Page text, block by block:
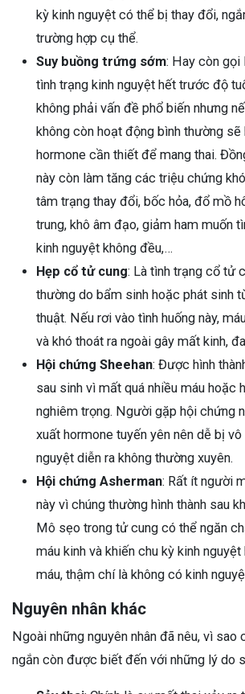
kỳ kinh nguyệt có thể bị thay đổi,
trường hợp cụ thể.
Suy buồng trứng sớm: Hay còn gọi
tình trạng kinh nguyệt hết trước độ
không phải vấn đề phổ biến nhưng
không còn hoạt động bình thường
hormone cần thiết để mang thai.
này còn làm tăng các triệu chứng
tâm trạng thay đổi, bốc hỏa, đổ mồ
trung, khô âm đạo, giảm ham muốn
kinh nguyệt không đều,…
Hẹp cổ tử cung: Là tình trạng cổ tử
thường do bẩm sinh hoặc phát sinh
thuật. Nếu rơi vào tình huống này,
và khó thoát ra ngoài gây mất kinh,
Hội chứng Sheehan: Được hình
sau sinh vì mất quá nhiều máu hoặc
nghiêm trọng. Người gặp hội chứng
xuất hormone tuyến yên nên dễ bị
nguyệt diễn ra không thường xuyên.
Hội chứng Asherman: Rất ít người
này vì chúng thường hình thành sau
Mô sẹo trong tử cung có thể ngăn
máu kinh và khiến chu kỳ kinh
máu, thậm chí là không có kinh
Nguyên nhân khác
Ngoài những nguyên nhân đã nêu, vì sao
ngắn còn được biết đến với những lý do